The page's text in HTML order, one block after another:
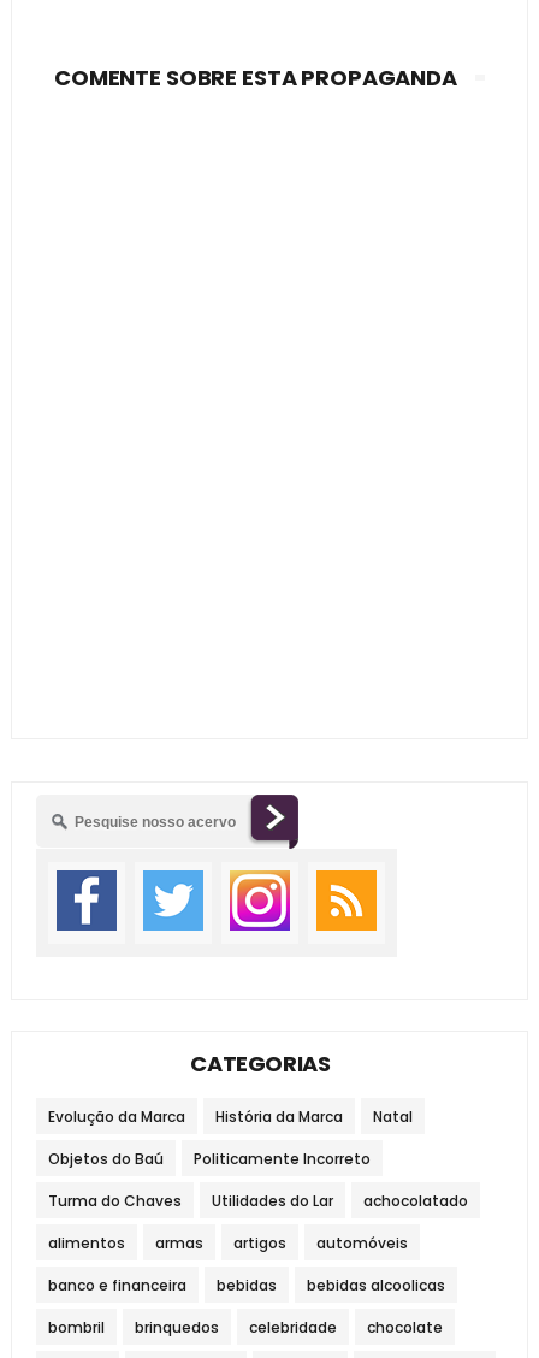
COMENTE SOBRE ESTA PROPAGANDA
CATEGORIAS
Evolução da Marca História da Marca Natal
Objetos do Baú Politicamente Incorreto
Turma do Chaves Utilidades do Lar achocolatado
alimentos armas artigos automóveis
banco e financeira bebidas bebidas alcoolicas
bombril brinquedos celebridade chocolate